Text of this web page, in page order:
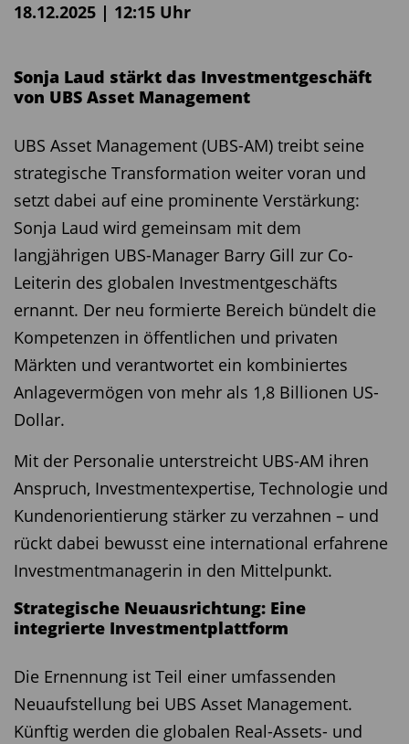
18.12.2025 | 12:15 Uhr
Sonja Laud stärkt das Investmentgeschäft
von UBS Asset Management
UBS Asset Management (UBS-AM) treibt seine
strategische Transformation weiter voran und
setzt dabei auf eine prominente Verstärkung:
Sonja Laud wird gemeinsam mit dem
langjährigen UBS-Manager Barry Gill zur Co-
Leiterin des globalen Investmentgeschäfts
ernannt. Der neu formierte Bereich bündelt die
Kompetenzen in öffentlichen und privaten
Märkten und verantwortet ein kombiniertes
Anlagevermögen von mehr als 1,8 Billionen US-
Dollar.
Mit der Personalie unterstreicht UBS-AM ihren
Anspruch, Investmentexpertise, Technologie und
Kundenorientierung stärker zu verzahnen – und
rückt dabei bewusst eine international erfahrene
Investmentmanagerin in den Mittelpunkt.
Strategische Neuausrichtung: Eine
integrierte Investmentplattform
Die Ernennung ist Teil einer umfassenden
Neuaufstellung bei UBS Asset Management.
Künftig werden die globalen Real-Assets- und